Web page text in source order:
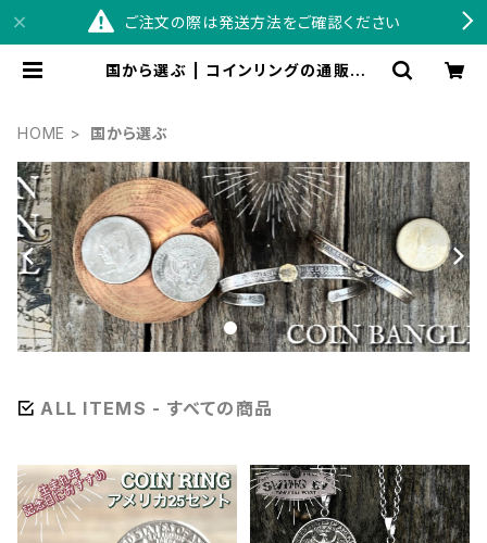
ご注文の際は発送方法をご確認ください
国から選ぶ | コインリングの通販なら
HOME 国から選ぶ
ALL ITEMS - すべての商品